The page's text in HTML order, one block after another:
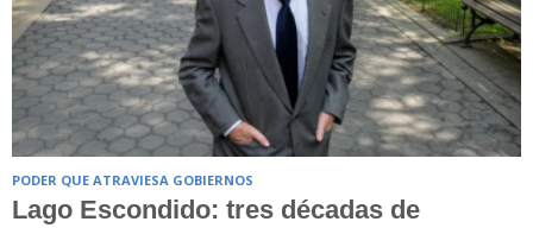
PODER QUE ATRAVIESA GOBIERNOS
Lago Escondido: tres décadas de